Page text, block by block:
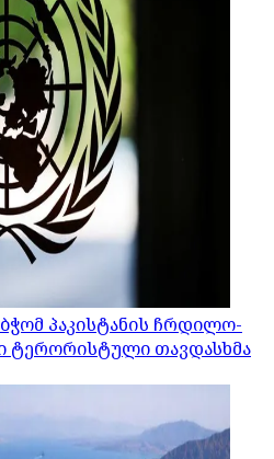
პაკისტანის ჩრდილო-
ტერორისტული თავდასხმა